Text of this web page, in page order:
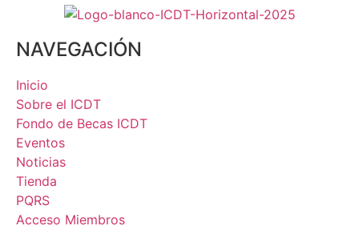
NAVEGACIÓN
Inicio
Sobre el ICDT
Fondo de Becas ICDT
Eventos
Noticias
Tienda
PQRS
Acceso Miembros